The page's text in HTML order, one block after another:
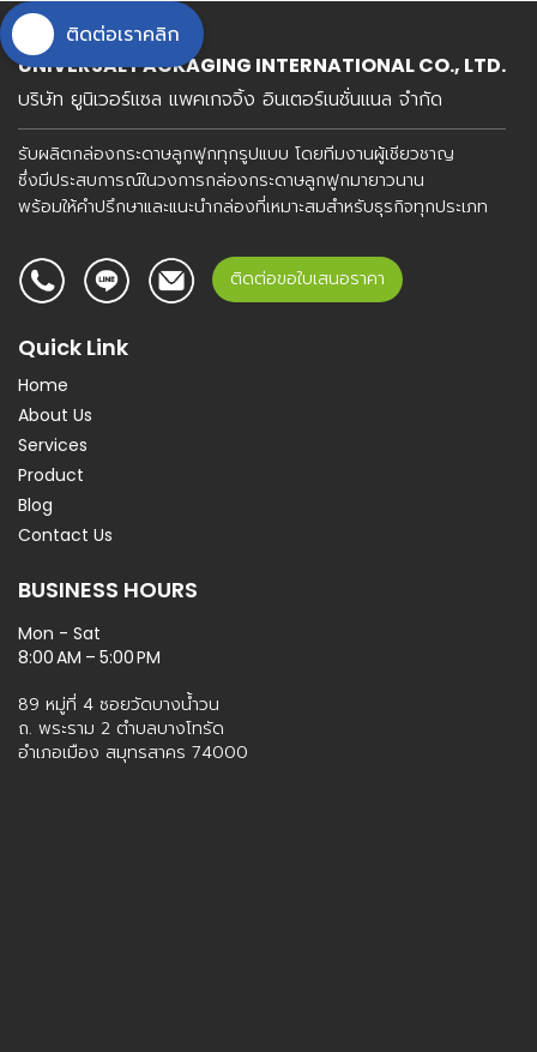
ติดต่อเราคลิก
UNIVERSAL PACKAGING INTERNATIONAL CO., LTD.
บริษัท ยูนิเวอร์แซล แพคเกจจิ้ง อินเตอร์เนชั่นแนล จำกัด
รับผลิตกล่องกระดาษลูกฟูกทุกรูปแบบ โดยทีมงานผู้เชียวชาญ
ซึ่งมีประสบการณ์ในวงการกล่องกระดาษลูกฟูกมายาวนาน
พร้อมให้คำปรึกษาและแนะนำกล่องที่เหมาะสมสำหรับธุรกิจทุกประเภท
ติดต่อขอใบเสนอราคา
Quick Link
Home
About Us
Services
Product
Blog
Contact Us
BUSINESS HOURS
Mon - Sat
8:00 AM – 5:00 PM
89 หมู่ที่ 4 ซอยวัดบางน้ำวน
ถ. พระราม 2 ตำบลบางโทรัด
อำเภอเมือง สมุทรสาคร 74000